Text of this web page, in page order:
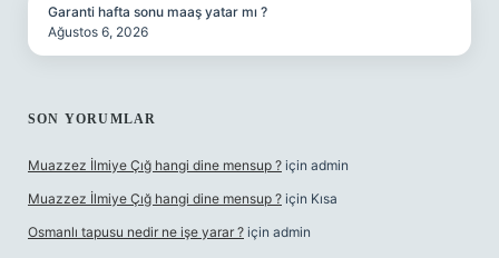
Garanti hafta sonu maaş yatar mı ?
Ağustos 6, 2026
SON YORUMLAR
Muazzez İlmiye Çığ hangi dine mensup ? için admin
Muazzez İlmiye Çığ hangi dine mensup ? için Kısa
Osmanlı tapusu nedir ne işe yarar ? için admin